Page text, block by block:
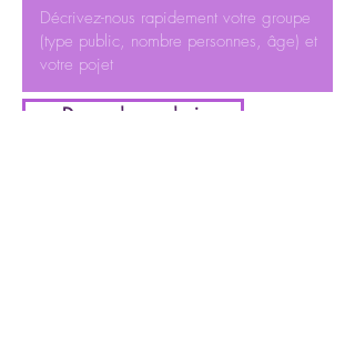
Demander un devis